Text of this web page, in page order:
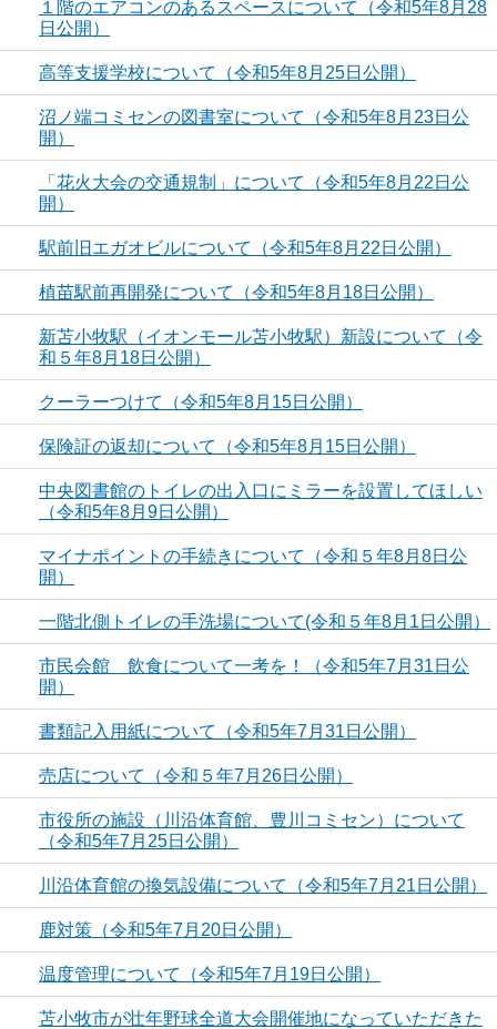
１階のエアコンのあるスペースについて（令和5年8月28
日公開）
高等支援学校について（令和5年8月25日公開）
沼ノ端コミセンの図書室について（令和5年8月23日公
開）
「花火大会の交通規制」について（令和5年8月22日公
開）
駅前旧エガオビルについて（令和5年8月22日公開）
植苗駅前再開発について（令和5年8月18日公開）
新苫小牧駅（イオンモール苫小牧駅）新設について（令
和５年8月18日公開）
クーラーつけて（令和5年8月15日公開）
保険証の返却について（令和5年8月15日公開）
中央図書館のトイレの出入口にミラーを設置してほしい
（令和5年8月9日公開）
マイナポイントの手続きについて（令和５年8月8日公
開）
一階北側トイレの手洗場について(令和５年8月1日公開）
市民会館 飲食について一考を！（令和5年7月31日公
開）
書類記入用紙について（令和5年7月31日公開）
売店について（令和５年7月26日公開）
市役所の施設（川沿体育館、豊川コミセン）について
（令和5年7月25日公開）
川沿体育館の換気設備について（令和5年7月21日公開）
鹿対策（令和5年7月20日公開）
温度管理について（令和5年7月19日公開）
苫小牧市が壮年野球全道大会開催地になっていただきた